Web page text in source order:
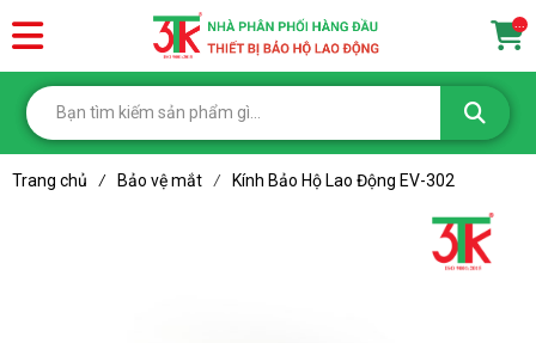
...
Trang chủ / Bảo vệ mắt / Kính Bảo Hộ Lao Động EV-302